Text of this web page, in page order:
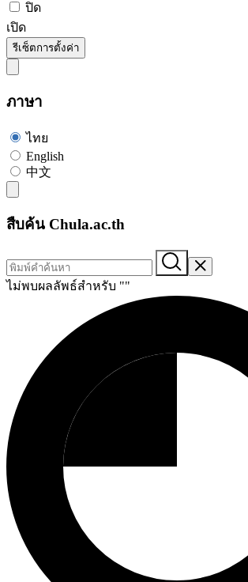
ปิด
เปิด
รีเซ็ตการตั้งค่า
ภาษา
ไทย
English
中文
สืบค้น Chula.ac.th
ไม่พบผลลัพธ์สำหรับ ""